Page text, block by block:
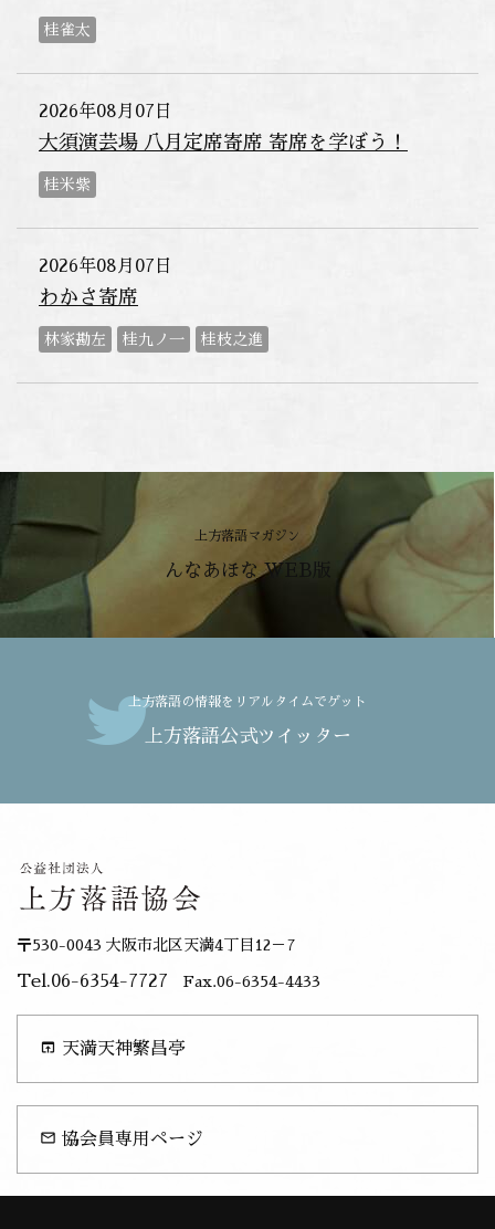
桂雀太
2026年08月07日
大須演芸場 八月定席寄席 寄席を学ぼう！
桂米紫
2026年08月07日
わかさ寄席
林家勘左 桂九ノ一 桂枝之進
上方落語マガジン
んなあほな WEB版
上方落語の情報をリアルタイムでゲット
上方落語公式ツイッター
〒530-0043 大阪市北区天満4丁目12－7
Tel.06-6354-7727 Fax.06-6354-4433
open_in_browser 天満天神繁昌亭
mail_outline 協会員専用ページ